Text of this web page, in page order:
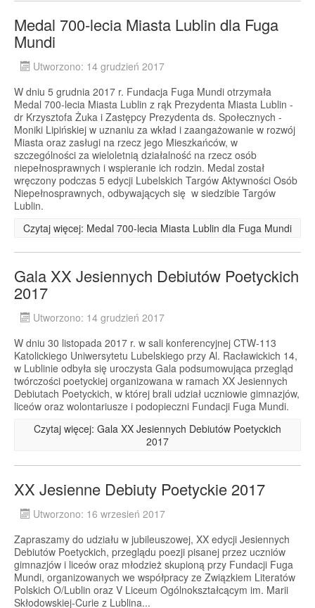
Medal 700-lecia Miasta Lublin dla Fuga
Mundi
Utworzono: 14 grudzień 2017
W dniu 5 grudnia 2017 r. Fundacja Fuga Mundi otrzymała
Medal 700-lecia Miasta Lublin z rąk Prezydenta Miasta Lublin -
dr Krzysztofa Żuka i Zastępcy Prezydenta ds. Społecznych -
Moniki Lipińskiej w uznaniu za wkład i zaangażowanie w rozwój
Miasta oraz zasługi na rzecz jego Mieszkańców, w
szczególności za wieloletnią działalność na rzecz osób
niepełnosprawnych i wspieranie ich rodzin. Medal został
wręczony podczas 5 edycji Lubelskich Targów Aktywności Osób
Niepełnosprawnych, odbywających się w siedzibie Targów
Lublin.
Czytaj więcej: Medal 700-lecia Miasta Lublin dla Fuga Mundi
Gala XX Jesiennych Debiutów Poetyckich
2017
Utworzono: 14 grudzień 2017
W dniu 30 listopada 2017 r. w sali konferencyjnej CTW-113
Katolickiego Uniwersytetu Lubelskiego przy Al. Racławickich 14,
w Lublinie odbyła się uroczysta Gala podsumowująca przegląd
twórczości poetyckiej organizowana w ramach XX Jesiennych
Debiutach Poetyckich, w której brali udział uczniowie gimnazjów,
liceów oraz wolontariusze i podopieczni Fundacji Fuga Mundi.
Czytaj więcej: Gala XX Jesiennych Debiutów Poetyckich
2017
XX Jesienne Debiuty Poetyckie 2017
Utworzono: 16 wrzesień 2017
Zapraszamy do udziału w jubileuszowej, XX edycji Jesiennych
Debiutów Poetyckich, przeglądu poezji pisanej przez uczniów
gimnazjów i liceów oraz młodzież skupioną przy Fundacji Fuga
Mundi, organizowanych we współpracy ze Związkiem Literatów
Polskich O/Lublin oraz V Liceum Ogólnokształcącym im. Marii
Skłodowskiej-Curie z Lublina...